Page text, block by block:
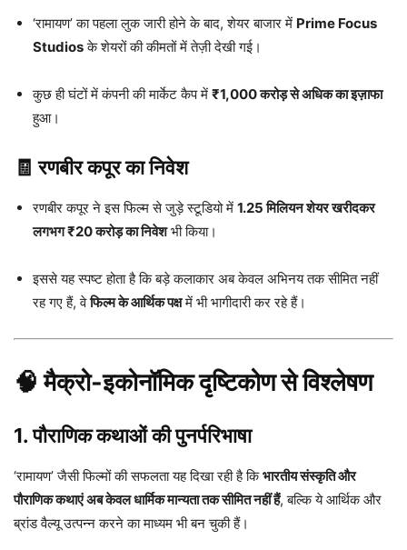
‘रामायण’ का पहला लुक जारी होने के बाद, शेयर बाजार में Prime Focus
Studiosके शेयरों की कीमतों में तेज़ी देखी गई।
कुछ ही घंटों में कंपनी की मार्केट कैप में ₹1,000 करोड़ से अधिक का इज़ाफा
हुआ।
🧾 रणबीर कपूर का निवेश
रणबीर कपूर ने इस फिल्म से जुड़े स्टूडियो में 1.25 मिलियन शेयर खरीदकर
लगभग ₹20 करोड़ का निवेशभी किया।
इससे यह स्पष्ट होता है कि बड़े कलाकार अब केवल अभिनय तक सीमित नहीं
रह गए हैं, वेफिल्म के आर्थिक पक्षमें भी भागीदारी कर रहे हैं।
🧠 मैक्रो-इकोनॉमिक दृष्टिकोण से विश्लेषण
1.पौराणिक कथाओं की पुनर्परिभाषा
‘रामायण’ जैसी फिल्मों की सफलता यह दिखा रही है किभारतीय संस्कृति और
पौराणिक कथाएं अब केवल धार्मिक मान्यता तक सीमित नहीं हैं, बल्कि ये आर्थिक और
ब्रांड वैल्यू उत्पन्न करने का माध्यम भी बन चुकी हैं।